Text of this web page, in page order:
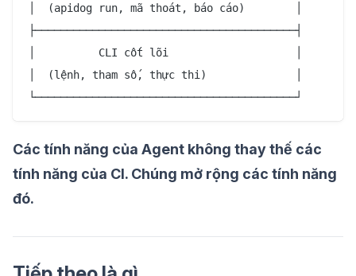
│  (apidog run, mã thoát, báo cáo)        │
├─────────────────────────────────────────┤
│          CLI cốt lõi                    │
│  (lệnh, tham số, thực thi)              │
└─────────────────────────────────────────┘
Các tính năng của Agent không thay thế các
tính năng của CI. Chúng mở rộng các tính năng
đó.